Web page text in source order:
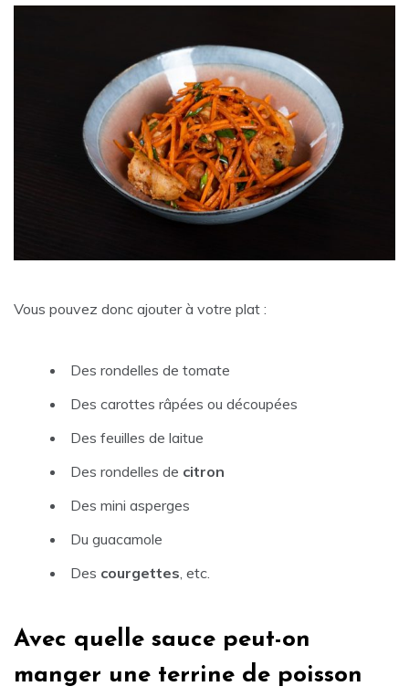
Vous pouvez donc ajouter à votre plat :
Des rondelles de tomate
Des carottes râpées ou découpées
Des feuilles de laitue
Des rondelles de citron
Des mini asperges
Du guacamole
Des courgettes , etc.
Avec quelle sauce peut-on
manger une terrine de poisson